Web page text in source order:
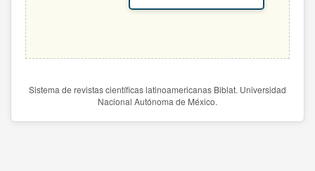
Sistema de revistas científicas latinoamericanas Biblat. Universidad
Nacional Autónoma de México.